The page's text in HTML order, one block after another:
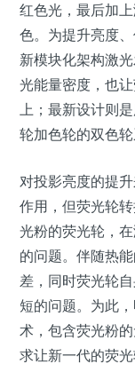
红色光，最后加
色。为提升亮度
新模块化架构激
光能量密度，也
上；最新设计则
轮加色轮的双色轮
对投影亮度的提
作用，但荧光轮
光粉的荧光轮，
的问题。伴随热
差，同时荧光轮
短的问题。为此
术，包含荧光粉
求让新一代的荧